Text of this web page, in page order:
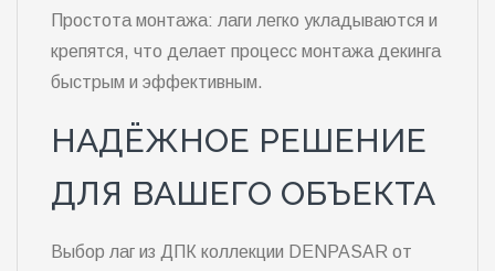
Простота монтажа: лаги легко укладываются и
крепятся, что делает процесс монтажа декинга
быстрым и эффективным.
НАДЁЖНОЕ РЕШЕНИЕ
ДЛЯ ВАШЕГО ОБЪЕКТА
Выбор лаг из ДПК коллекции DENPASAR от